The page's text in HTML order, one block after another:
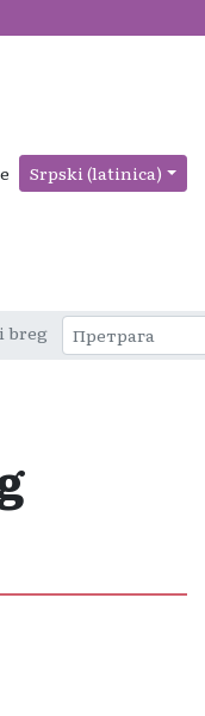
Srpski (latinica)
breg